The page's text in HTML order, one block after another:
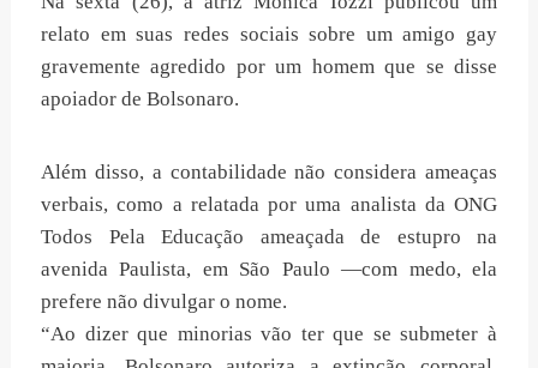
relato em suas redes sociais sobre um amigo gay
gravemente agredido por um homem que se disse
apoiador de Bolsonaro.
Além disso, a contabilidade não considera ameaças
verbais, como a relatada por uma analista da ONG
Todos Pela Educação ameaçada de estupro na
avenida Paulista, em São Paulo —com medo, ela
prefere não divulgar o nome.
“Ao dizer que minorias vão ter que se submeter à